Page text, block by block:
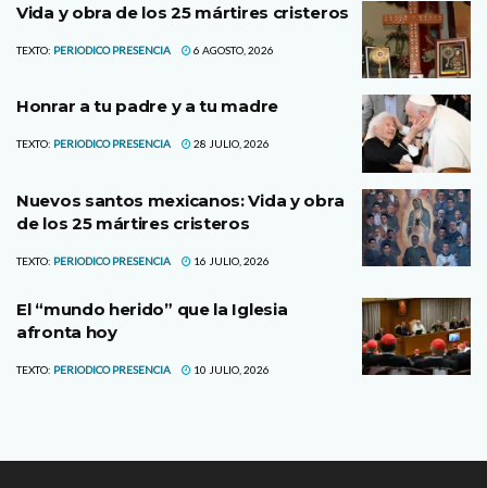
Vida y obra de los 25 mártires cristeros
TEXTO: PERIODICO PRESENCIA 6 AGOSTO, 2026
Honrar a tu padre y a tu madre
TEXTO: PERIODICO PRESENCIA 28 JULIO, 2026
Nuevos santos mexicanos: Vida y obra
de los 25 mártires cristeros
TEXTO: PERIODICO PRESENCIA 16 JULIO, 2026
El “mundo herido” que la Iglesia
afronta hoy
TEXTO: PERIODICO PRESENCIA 10 JULIO, 2026